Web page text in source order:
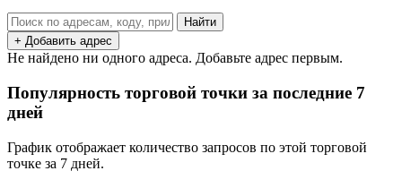
Найти
+ Добавить адрес
Не найдено ни одного адреса. Добавьте адрес первым.
Популярность торговой точки за последние 7
дней
График отображает количество запросов по этой торговой
точке за 7 дней.